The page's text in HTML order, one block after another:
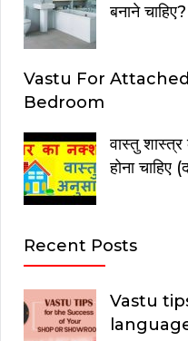
बनाने चाहिए?
Vastu For
Bedroom
वास्तु
होना चाहिए
Recent Posts
Vastu